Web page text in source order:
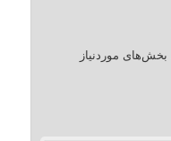
بخش‌های موردنیاز